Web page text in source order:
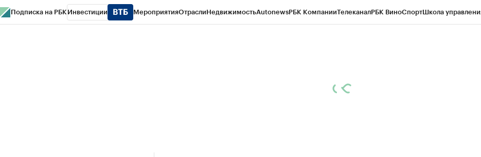
Подписка на РБК Инвестиции МероприятияОтраслиНедвижимостьAutonewsРБК КомпанииТелеканалРБК ВиноСпортШкола